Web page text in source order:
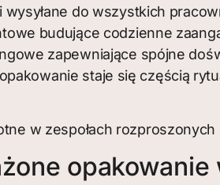
do wszystkich
budujące codzienne
zapewniające spójne
staje się częścią
w zespołach